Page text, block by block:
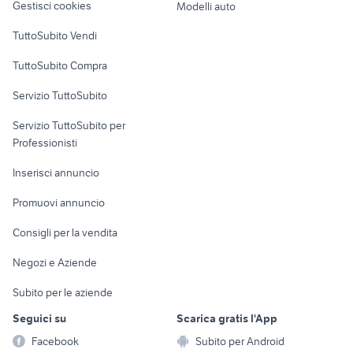
Sardegna
Informatica
Console e
Fotografia
Telefonia
Biciclette
Gestisci cookies
TuttoSubito Vendi
TuttoSubito Compra
Servizio TuttoSubito
Servizio TuttoSubito per
Professionisti
Inserisci annuncio
Promuovi annuncio
Consigli per la vendita
Negozi e Aziende
Subito per le aziende
Modelli auto
Seguici su
Facebook
Scarica gratis l'App
Subito per Android